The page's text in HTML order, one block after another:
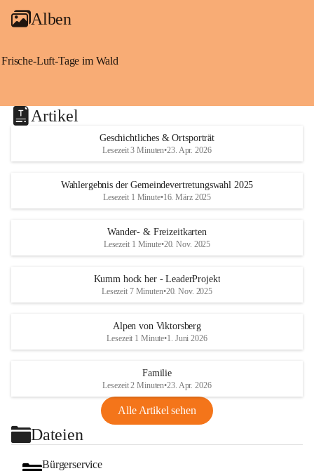
Alben
Frische-Luft-Tage im Wald
Artikel
Geschichtliches & Ortsporträt
Lesezeit 3 Minuten•23. Apr. 2026
Wahlergebnis der Gemeindevertretungswahl 2025
Lesezeit 1 Minute•16. März 2025
Wander- & Freizeitkarten
Lesezeit 1 Minute•20. Nov. 2025
Kumm hock her - LeaderProjekt
Lesezeit 7 Minuten•20. Nov. 2025
Alpen von Viktorsberg
Lesezeit 1 Minute•1. Juni 2026
Familie
Lesezeit 2 Minuten•23. Apr. 2026
Alle Artikel sehen
Dateien
Bürgerservice